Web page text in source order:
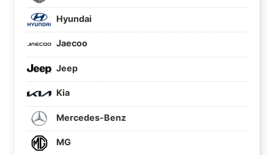
Hyundai
Jaecoo
Jeep
Kia
Mercedes-Benz
MG